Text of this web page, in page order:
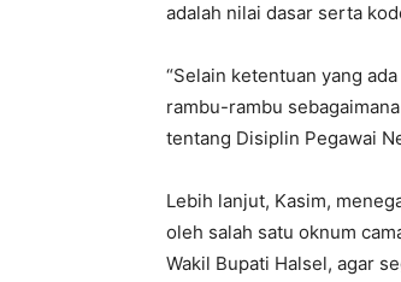
adalah nilai dasar serta
“Selain ketentuan yang
rambu-rambu
tentang Disiplin Pegawai
Lebih lanjut, Kasim,
oleh salah satu oknum
Wakil Bupati Halsel, agar